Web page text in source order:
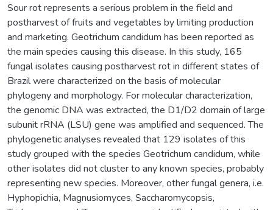
Sour rot represents a serious problem in the field and
postharvest of fruits and vegetables by limiting production
and marketing. Geotrichum candidum has been reported as
the main species causing this disease. In this study, 165
fungal isolates causing postharvest rot in different states of
Brazil were characterized on the basis of molecular
phylogeny and morphology. For molecular characterization,
the genomic DNA was extracted, the D1/D2 domain of large
subunit rRNA (LSU) gene was amplified and sequenced. The
phylogenetic analyses revealed that 129 isolates of this
study grouped with the species Geotrichum candidum, while
other isolates did not cluster to any known species, probably
representing new species. Moreover, other fungal genera, i.e.
Hyphopichia, Magnusiomyces, Saccharomycopsis,